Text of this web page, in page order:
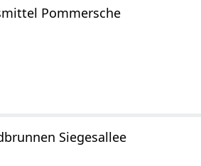
Pommersche
Siegesallee